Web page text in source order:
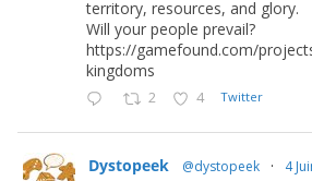
territory, resources, and glory.
Will your people prevail?
https://gamefound.com/
kingdoms
2 4 Twitter
Dystopeek @dystopeek · 4